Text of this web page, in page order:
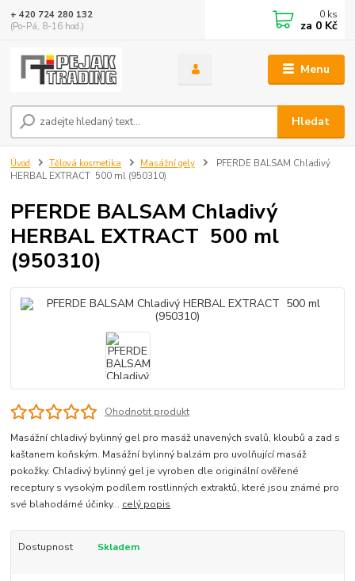
Menu
Hledat
+ 420 724 280 132
(Po-Pá, 8-16 hod.)
0 ks
za 0 Kč
Úvod Tělová kosmetika Masážní gely
PFERDE BALSAM Chladivý
HERBAL EXTRACT 500 ml (950310)
PFERDE BALSAM Chladivý
HERBAL EXTRACT 500 ml
(950310)
Ohodnotit produkt
Masážní chladivý bylinný gel pro masáž unavených svalů, kloubů a zad s
kaštanem koňským. Masážní bylinný balzám pro uvolňující masáž
pokožky. Chladivý bylinný gel je vyroben dle originální ověřené
receptury s vysokým podílem rostlinných extraktů, které jsou známé pro
své blahodárné účinky... celý popis
Dostupnost Skladem